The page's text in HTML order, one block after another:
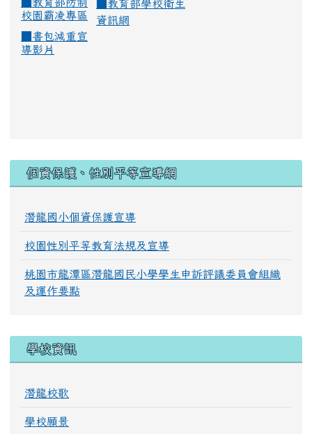
教育部防制
校園霸凌專區
教育部學校衛生
資訊網
書包減重宣
導影片
個資保護、性別平等宣導網
潛龍國小個資保護宣導
校園性別平等教育法規及宣導
桃園市龍潭區潛龍國民小學學生申訴評議委員會組織
及運作要點
學校資訊
潛龍校歌
學校願景